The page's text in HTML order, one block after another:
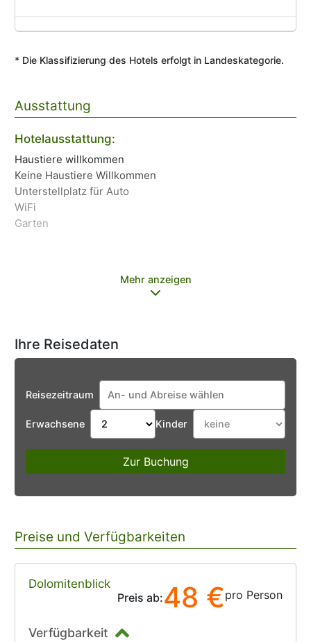
* Die Klassifizierung des Hotels erfolgt in Landeskategorie.
Ausstattung
Hotelausstattung:
Haustiere willkommen
Keine Haustiere Willkommen
Unterstellplatz für Auto
WiFi
Garten
Mehr anzeigen
Ihre Reisedaten
Reisezeitraum
Erwachsene Kinder
Zur Buchung
Preise und Verfügbarkeiten
Dolomitenblick
Preis ab:48 €pro Person
Verfügbarkeit